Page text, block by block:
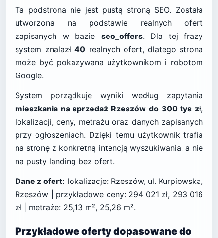
Ta podstrona nie jest pustą stroną SEO. Została
utworzona na podstawie realnych ofert
zapisanych w bazie seo_offers. Dla tej frazy
system znalazł 40 realnych ofert, dlatego strona
może być pokazywana użytkownikom i robotom
Google.
System porządkuje wyniki według zapytania
mieszkania na sprzedaż Rzeszów do 300 tys zł,
lokalizacji, ceny, metrażu oraz danych zapisanych
przy ogłoszeniach. Dzięki temu użytkownik trafia
na stronę z konkretną intencją wyszukiwania, a nie
na pusty landing bez ofert.
Dane z ofert: lokalizacje: Rzeszów, ul. Kurpiowska,
Rzeszów | przykładowe ceny: 294 021 zł, 293 016
zł | metraże: 25,13 m², 25,26 m².
Przykładowe oferty dopasowane do